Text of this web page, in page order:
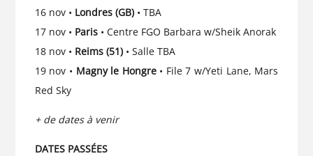
16 nov • Londres (GB)• TBA
17 nov • Paris• Centre FGO Barbara w/Sheik Anorak
18 nov • Reims (51)• Salle TBA
19 nov • Magny le Hongre• File 7 w/Yeti Lane, Mars
Red Sky
+ de dates à venir
DATES PASSÉES